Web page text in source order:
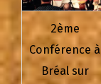
2ème
Conférence à
Bréal sur